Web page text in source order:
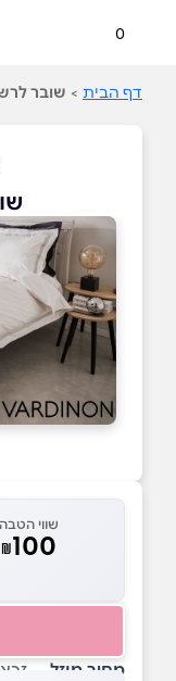
0
דף הבית > שובר
שווי הטבה
₪100
מחיר מוזל — זכאות עד 5